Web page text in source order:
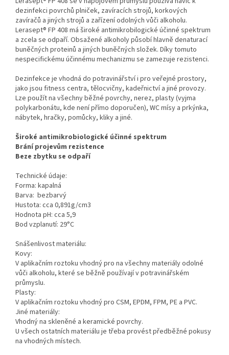
dezinfekci povrchů plniček, zavíracích strojů, korkových
zavíračů a jiných strojů a zařízení odolných vůči alkoholu.
Lerasept® FP 408 má široké antimikrobilogické účinné spektrum
a zcela se odpaří. Obsažené alkoholy působí hlavně denaturací
buněčných proteinů a jiných buněčných složek. Díky tomuto
nespecifickému účinnému mechanizmu se zamezuje rezistenci.
Dezinfekce je vhodná do potravinářství i pro veřejné prostory,
jako jsou fitness centra, tělocvičny, kadeřnictví a jiné provozy.
Lze použít na všechny běžné povrchy, nerez, plasty (vyjma
polykarbonátu, kde není přímo doporučen), WC mísy a prkýnka,
nábytek, hračky, pomůcky, kliky a jiné.
Široké antimikrobiologické účinné spektrum
Brání projevům rezistence
Beze zbytku se odpaří
Technické údaje:
Forma: kapalná
Barva: bezbarvý
Hustota: cca 0,891g/cm3
Hodnota pH: cca 5,9
Bod vzplanutí: 29°C
Snášenlivost materiálu:
Kovy:
V aplikačním roztoku vhodný pro na všechny materiály odolné
vůči alkoholu, které se běžně používají v potravinářském
průmyslu.
Plasty:
V aplikačním roztoku vhodný pro CSM, EPDM, FPM, PE a PVC.
Jiné materiály:
Vhodný na skleněné a keramické povrchy.
U všech ostatních materiálu je třeba provést předběžné pokusy
na vhodných místech.